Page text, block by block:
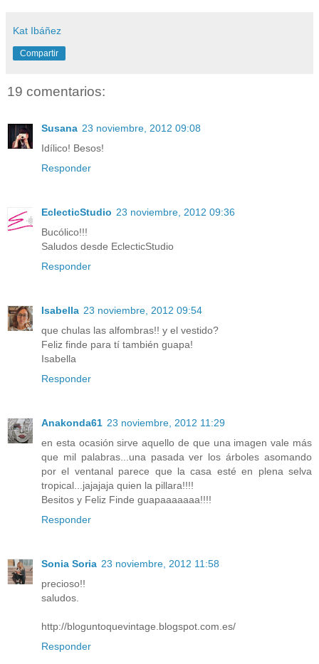
Kat Ibáñez
Compartir
19 comentarios:
Susana 23 noviembre, 2012 09:08
Idílico! Besos!
Responder
EclecticStudio 23 noviembre, 2012 09:36
Bucólico!!!
Saludos desde EclecticStudio
Responder
Isabella 23 noviembre, 2012 09:54
que chulas las alfombras!! y el vestido?
Feliz finde para tí también guapa!
Isabella
Responder
Anakonda61 23 noviembre, 2012 11:29
en esta ocasión sirve aquello de que una imagen vale más
que mil palabras...una pasada ver los árboles asomando
por el ventanal parece que la casa esté en plena selva
tropical...jajajaja quien la pillara!!!!
Besitos y Feliz Finde guapaaaaaaa!!!!
Responder
Sonia Soria 23 noviembre, 2012 11:58
precioso!!
saludos.
http://bloguntoquevintage.blogspot.com.es/
Responder